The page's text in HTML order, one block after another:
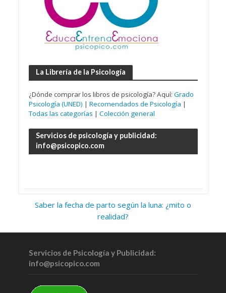
La Librería de la Psicología
¿Dónde comprar los libros de psicología? Aquí: Grado
Psicología (UNED) | Recomendados de Psicología |
Todas las categorías | Colección general
Servicios de psicología y publicidad:
info@psicopico.com
Saber la fecha de parto según la luna: ¿mito o
realidad?
Servicios de Psicología y Publicidad:
info@psicopico.com